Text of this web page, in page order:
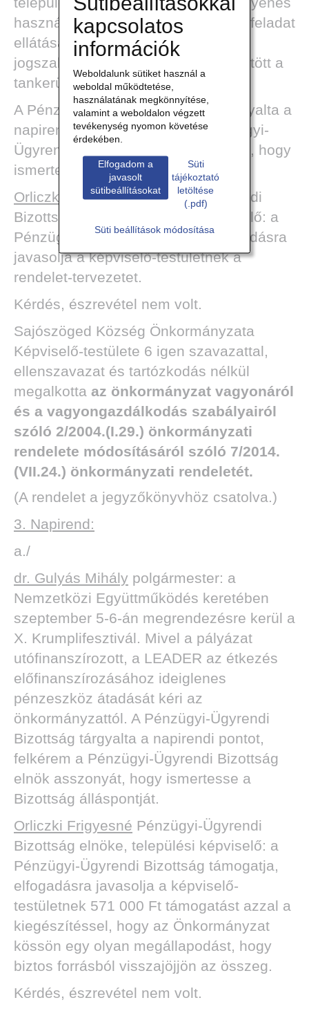
használatba kellett adni az oktatási feladat
ellátására az iskola épületét, ezt
jogszabály írja elő és szerződést kötött a
tankerület és az önkormányzat.
A Pénzügyi-Ügyrendi Bizottság tárgyalta a
napirendi pontot, felkérem a Pénzügyi-
Ügyrendi Bizottság elnök asszonyát, hogy
ismertesse a Bizottság álláspontját.
Orliczki FrigyesnéPénzügyi-Ügyrendi
Bizottság elnöke, települési képviselő: a
Pénzügyi-Ügyrendi Bizottság elfogadásra
javasolja a képviselő-testületnek a
rendelet-tervezetet.
Kérdés, észrevétel nem volt.
Sajószöged Község Önkormányzata
Képviselő-testülete 6 igen szavazattal,
ellenszavazat és tartózkodás nélkül
megalkotta az önkormányzat vagyonáról
és a vagyongazdálkodás szabályairól
szóló 2/2004.(I.29.) önkormányzati
rendelete módosításáról szóló 7/2014.
(VII.24.) önkormányzati rendeletét.
(A rendelet a jegyzőkönyvhöz csatolva.)
3. Napirend:
a./
dr. Gulyás Mihály polgármester: a
Nemzetközi Együttműködés keretében
szeptember 5-6-án megrendezésre kerül a
X. Krumplifesztivál. Mivel a pályázat
utófinanszírozott, a LEADER az étkezés
előfinanszírozásához ideiglenes
pénzeszköz átadását kéri az
önkormányzattól. A Pénzügyi-Ügyrendi
Bizottság tárgyalta a napirendi pontot,
felkérem a Pénzügyi-Ügyrendi Bizottság
elnök asszonyát, hogy ismertesse a
Bizottság álláspontját.
Orliczki Frigyesné Pénzügyi-Ügyrendi
Bizottság elnöke, települési képviselő: a
Pénzügyi-Ügyrendi Bizottság támogatja,
elfogadásra javasolja a képviselő-
testületnek 571 000 Ft támogatást azzal a
kiegészítéssel, hogy az Önkormányzat
kössön egy olyan megállapodást, hogy
biztos forrásból visszajöjjön az összeg.
Kérdés, észrevétel nem volt.
kapcsolatos
információk
Weboldalunk sütiket használ a
weboldal működtetése,
használatának megkönnyítése,
valamint a weboldalon végzett
tevékenység nyomon követése
érdekében.
Elfogadom a
javasolt
sütibeállításokat
Süti
tájékoztató
letöltése
(.pdf)
Süti beállítások módosítása